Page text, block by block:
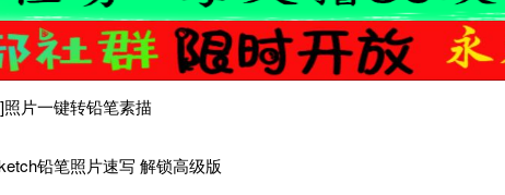
照片一键转铅笔素描
铅笔照片速写 解锁高级版